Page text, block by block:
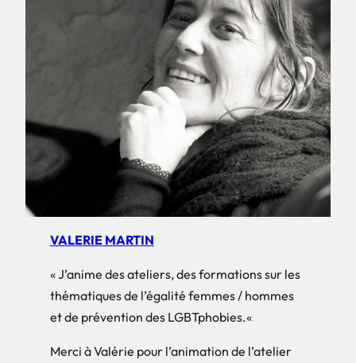
VALERIE MARTIN
« J’anime des ateliers, des formations sur les
thématiques de l’égalité femmes / hommes
et de prévention des LGBTphobies.«
Merci à Valérie pour l’animation de l’atelier